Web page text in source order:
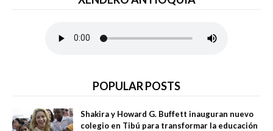
POPULAR POSTS
Shakira y Howard G. Buffett inauguran nuevo
colegio en Tibú para transformar la educación